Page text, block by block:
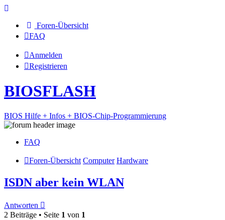
Foren-Übersicht
FAQ
Anmelden
Registrieren
BIOSFLASH
BIOS Hilfe + Infos + BIOS-Chip-Programmierung
FAQ
Foren-Übersicht Computer Hardware
ISDN aber kein WLAN
Antworten
2 Beiträge • Seite 1 von 1